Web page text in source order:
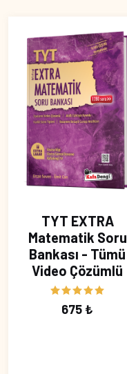
TYT EXTRA
Matematik Soru
Bankası - Tümü
Video Çözümlü
675 ₺